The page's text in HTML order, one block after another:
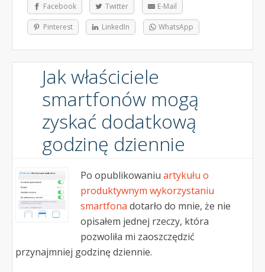
Facebook Twitter E-Mail
Pinterest LinkedIn WhatsApp
Jak właściciele
smartfonów mogą
zyskać dodatkową
godzinę dziennie
Po opublikowaniu artykułu o
produktywnym wykorzystaniu
smartfona dotarło do mnie, że nie
opisałem jednej rzeczy, która
pozwoliła mi zaoszczędzić
przynajmniej godzinę dziennie.